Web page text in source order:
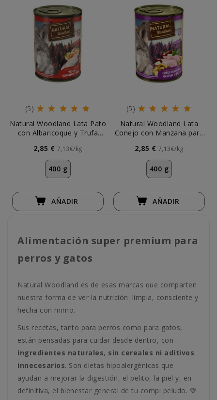
(5)
Natural Woodland Lata Pato
con Albaricoque y Trufa
2,85 € 7,13€/kg
400 g
AÑADIR
(5)
Natural Woodland Lata
Conejo con Manzana para
2,85 € 7,13€/kg
400 g
AÑADIR
Alimentación super premium para
perros y gatos
Natural Woodland es de esas marcas que comparten
nuestra forma de ver la nutrición: limpia, consciente y
hecha con mimo.
Sus recetas, tanto para perros como para gatos,
están pensadas para cuidar desde dentro, con
ingredientes naturales, sin cereales ni aditivos
innecesarios. Son dietas hipoalergénicas que
ayudan a mejorar la digestión, el pelito, la piel y, en
definitiva, el bienestar general de tu compi peludo. 💚